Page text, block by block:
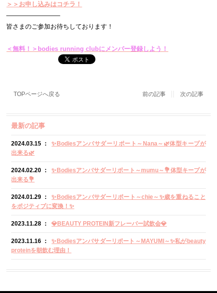
＞＞お申し込みはコチラ！
————————–
皆さまのご参加お待ちしております！
＜無料！＞bodies running clubにメンバー登録しよう！
TOPページへ戻る 前の記事 次の記事
最新の記事
2024.03.15 ：
✨Bodiesアンバサダーリポート～Nana～🌿体型キープが
出来る🌿
2024.02.20 ：
✨Bodiesアンバサダーリポート～mumu～💐体型キープが
出来る💐
2024.01.29 ：
✨Bodiesアンバサダーリポート～chie～✨歳を重ねること
をポジティブに変換！✨
2023.11.28 ： 💎BEAUTY PROTEIN新フレーバー試飲会💎
2023.11.16 ：
✨Bodiesアンバサダーリポート～MAYUMI～✨私がbeauty
proteinを朝飲む理由！